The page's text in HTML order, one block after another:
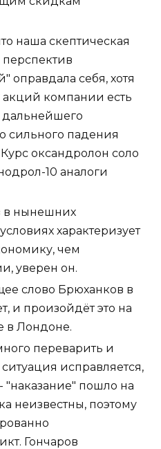
наша скептическая
оправдала себя, хотя
акций компании есть
сильного падения
оксандролон соло
10 аналоги
в нынешних
характеризует
чем
уверен он.
слово Брюханков в
и произойдёт это на
в Лондоне.
переварить и
исправляется,
пошло на
неизвестны, поэтому
Гончаров